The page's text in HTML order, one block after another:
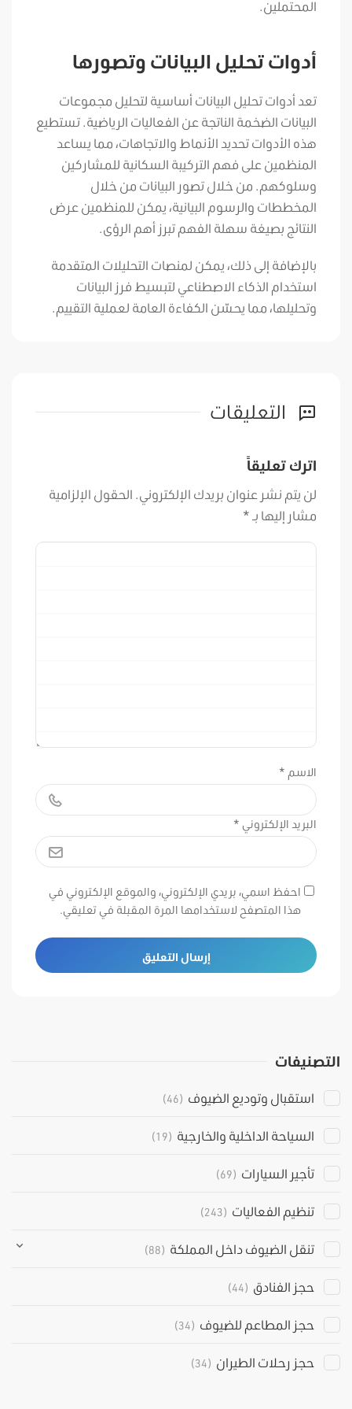
المحتملين.
أدوات تحليل البيانات وتصورها
تعد أدوات تحليل البيانات أساسية لتحليل مجموعات
البيانات الضخمة الناتجة عن الفعاليات الرياضية. تستطيع
هذه الأدوات تحديد الأنماط والاتجاهات، مما يساعد
المنظمين على فهم التركيبة السكانية للمشاركين
وسلوكهم. من خلال تصور البيانات من خلال
المخططات والرسوم البيانية، يمكن للمنظمين عرض
النتائج بصيغة سهلة الفهم تبرز أهم الرؤى.
بالإضافة إلى ذلك، يمكن لمنصات التحليلات المتقدمة
استخدام الذكاء الاصطناعي لتبسيط فرز البيانات
وتحليلها، مما يحسّن الكفاءة العامة لعملية التقييم.
التعليقات
اترك تعليقاً
لن يتم نشر عنوان بريدك الإلكتروني. الحقول الإلزامية
مشار إليها بـ*
الاسم *
البريد الإلكتروني *
احفظ اسمي، بريدي الإلكتروني، والموقع الإلكتروني في
هذا المتصفح لاستخدامها المرة المقبلة في تعليقي.
التصنيفات
استقبال وتوديع الضيوف (46)
السياحة الداخلية والخارجية (19)
تأجير السيارات (69)
تنظيم الفعاليات (243)
تنقل الضيوف داخل المملكة (88)
حجز الفنادق (44)
حجز المطاعم للضيوف (34)
حجز رحلات الطيران (34)